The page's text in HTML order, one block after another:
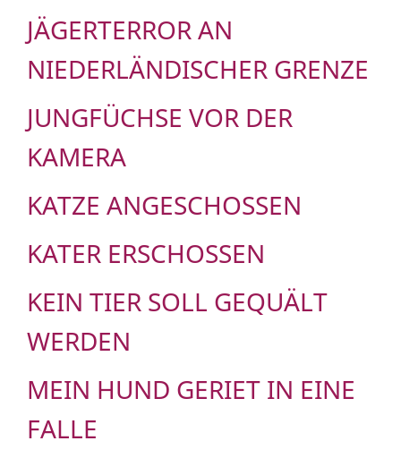
JÄGERTERROR AN
NIEDERLÄNDISCHER GRENZE
JUNGFÜCHSE VOR DER
KAMERA
KATZE ANGESCHOSSEN
KATER ERSCHOSSEN
KEIN TIER SOLL GEQUÄLT
WERDEN
MEIN HUND GERIET IN EINE
FALLE